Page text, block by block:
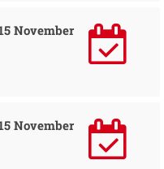
November
November